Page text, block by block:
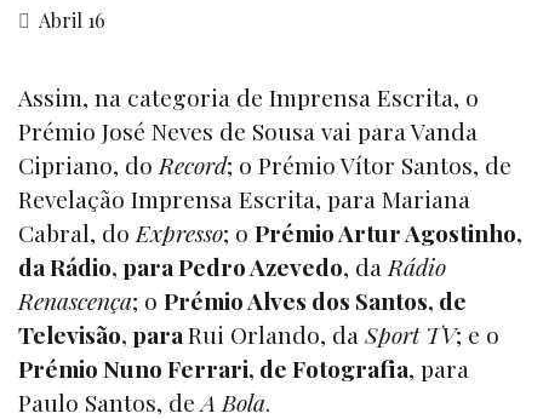
Abril 16
Assim, na categoria de Imprensa Escrita, o
Prémio José Neves de Sousa vai para Vanda
Cipriano, do Record; o Prémio Vítor Santos, de
Revelação Imprensa Escrita, para Mariana
Cabral, do Expresso; o Prémio Artur Agostinho,
da Rádio, para Pedro Azevedo, da Rádio
Renascença; o Prémio Alves dos Santos, de
Televisão, paraRui Orlando, da Sport TV; e o
Prémio Nuno Ferrari, de Fotografia, para
Paulo Santos, deA Bola.